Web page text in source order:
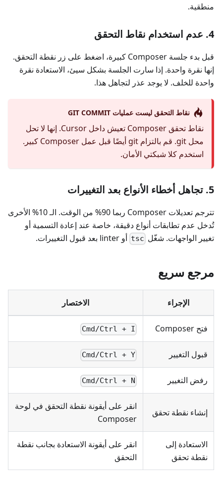
منطقية.
4. عدم استخدام نقاط التحقق
قبل بدء جلسة Composer كبيرة، اضغط على زر نقطة التحقق.
إنها نقرة واحدة. إذا سارت الجلسة بشكل سيئ، الاستعادة نقرة
واحدة للخلف. لا يوجد عذر لتجاهل هذا.
نقاط التحقق ليست عمليات GIT COMMIT
نقاط تحقق Composer تعيش داخل Cursor. إنها لا تحل
محل git. قم بالتزام git أيضًا قبل عمل Composer كبير.
استخدم كلا شبكتي الأمان.
5. تجاهل أخطاء الأنواع بعد التغييرات
تترجم تعديلات Composer ربما 90% من الوقت. الـ 10% الأخرى
تُدخل عدم تطابقات أنواع دقيقة، خاصة عند إعادة التسمية أو
تغيير الواجهات. شغّل tsc أو linter بعد قبول التغييرات.
مرجع سريع
الإجراء الاختصار
فتح Composer Cmd/Ctrl + I
قبول التغيير Cmd/Ctrl + Y
رفض التغيير Cmd/Ctrl + N
إنشاء نقطة تحقق
انقر على أيقونة نقطة التحقق في لوحة
Composer
الاستعادة إلى
نقطة تحقق
انقر على أيقونة الاستعادة بجانب نقطة
التحقق